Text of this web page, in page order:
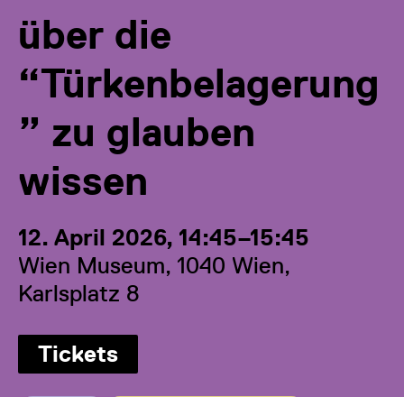
über die
“Türkenbelagerung
” zu glauben
wissen
12. April 2026, 14:45–15:45
Wien Museum, 1040 Wien,
Karlsplatz 8
Tickets